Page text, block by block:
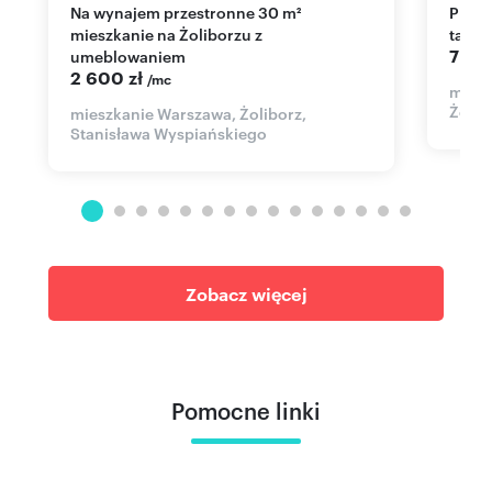
Na wynajem przestronne 30 m²
mieszkanie na Żoliborzu z
umeblowaniem
2 600 zł /mc
mieszkanie Warszawa, Żoliborz,
Stanisława Wyspiańskiego
Przestronne 5-pokojowe mieszkanie z
7
Zobacz więcej
Pomocne linki